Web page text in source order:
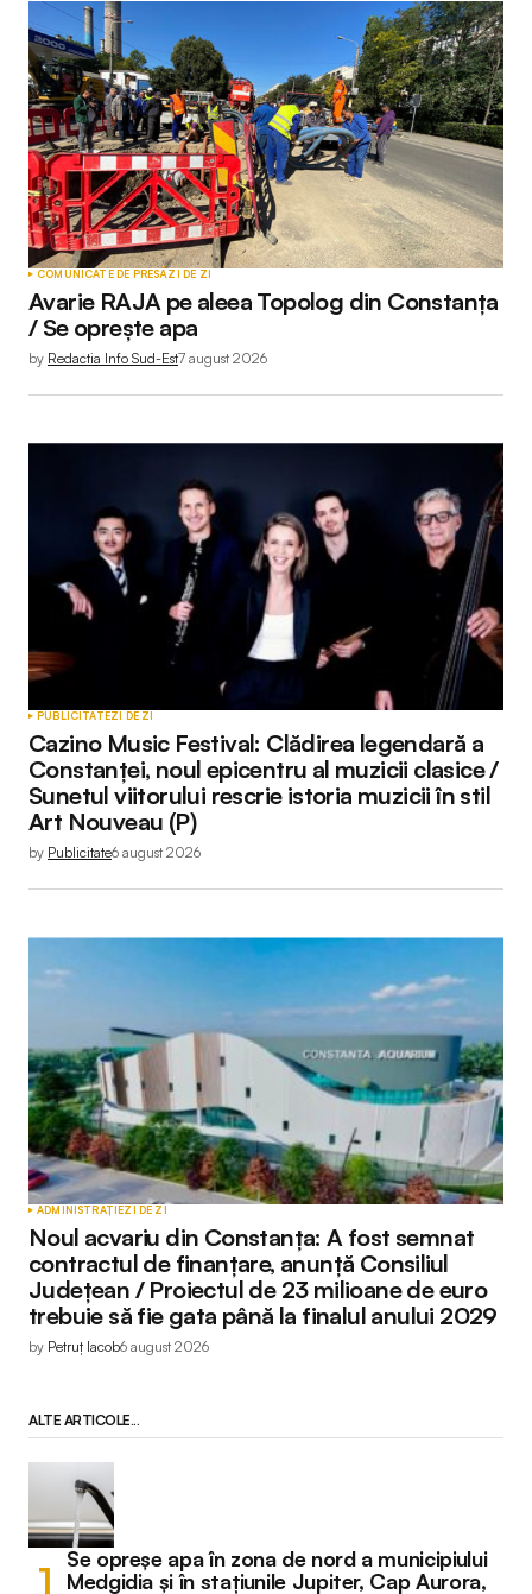
COMUNICATE DE PRESĂZI DE ZI
Avarie RAJA pe aleea Topolog din Constanța
/ Se oprește apa
by Redactia Info Sud-Est7 august 2026
PUBLICITATEZI DE ZI
Cazino Music Festival: Clădirea legendară a
Constanței, noul epicentru al muzicii clasice /
Sunetul viitorului rescrie istoria muzicii în stil
Art Nouveau (P)
by Publicitate6 august 2026
ADMINISTRAȚIEZI DE ZI
Noul acvariu din Constanța: A fost semnat
contractul de finanțare, anunță Consiliul
Județean / Proiectul de 23 milioane de euro
trebuie să fie gata până la finalul anului 2029
by Petruț Iacob6 august 2026
ALTE ARTICOLE...
Se opreșe apa în zona de nord a municipiului
Medgidia și în stațiunile Jupiter, Cap Aurora,